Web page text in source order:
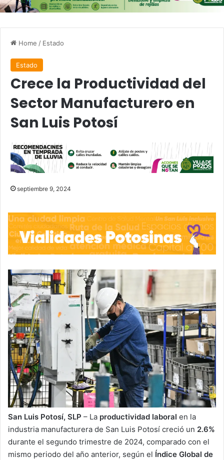
Home / Estado
Estado
Crece la Productividad del
Sector Manufacturero en
San Luis Potosí
septiembre 9, 2024
San Luis Potosí, SLP – La productividad laboral en la
industria manufacturera de San Luis Potosí creció un 2.6%
durante el segundo trimestre de 2024, comparado con el
mismo periodo del año anterior, según el Índice Global de